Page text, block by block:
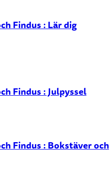
Findus : Lär dig
Findus : Julpyssel
Findus : Bokstäver och